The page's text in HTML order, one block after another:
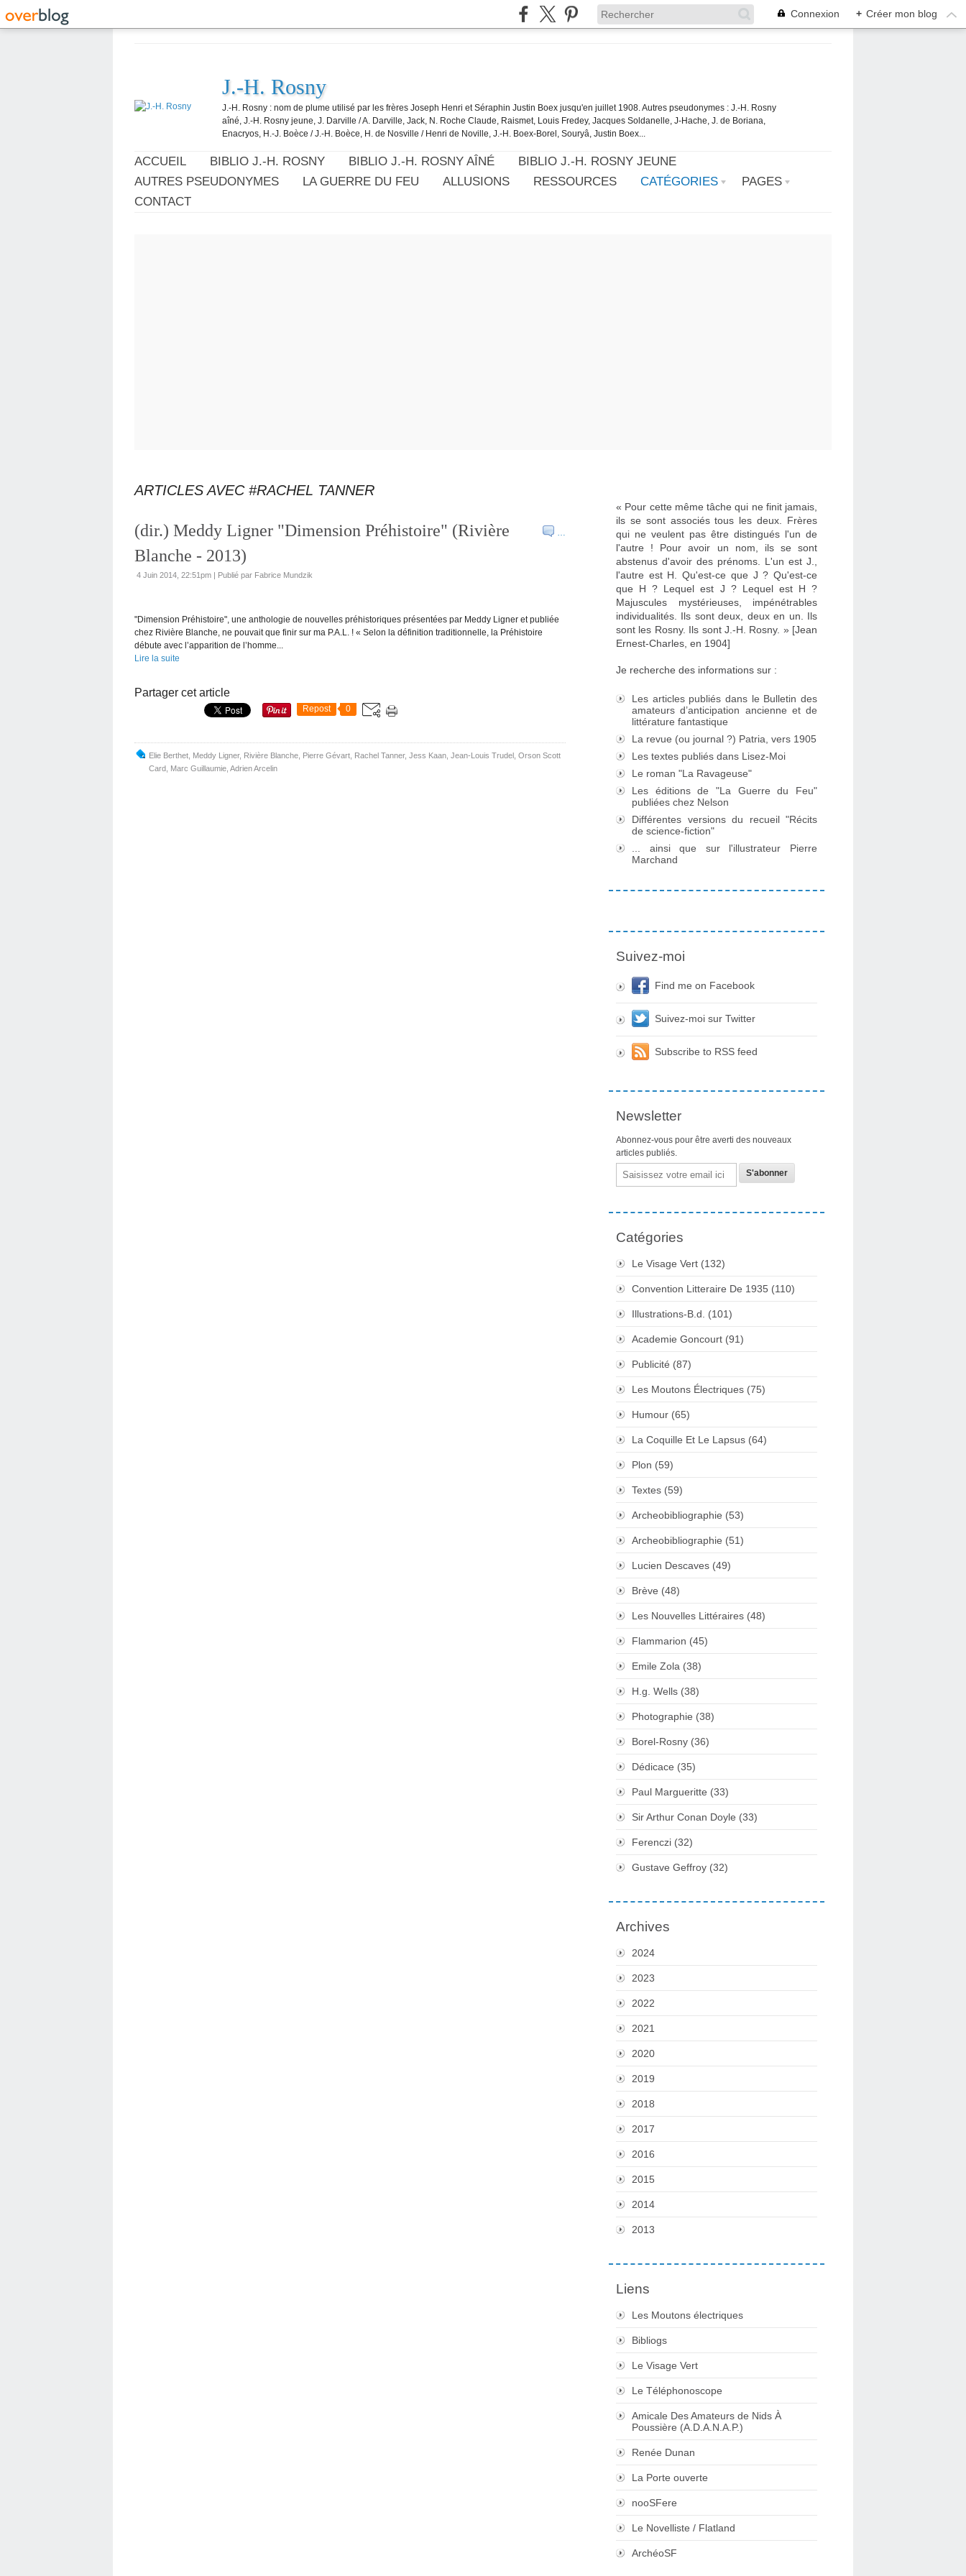
Connexion + Créer mon blog
J.-H. Rosny
J.-H. Rosny : nom de plume utilisé par les frères Joseph Henri et Séraphin Justin Boex jusqu'en juillet 1908. Autres pseudonymes : J.-H. Rosny
aîné, J.-H. Rosny jeune, J. Darville / A. Darville, Jack, N. Roche Claude, Raismet, Louis Fredey, Jacques Soldanelle, J-Hache, J. de Boriana,
Enacryos, H.-J. Boèce / J.-H. Boèce, H. de Nosville / Henri de Noville, J.-H. Boex-Borel, Souryâ, Justin Boex...
ACCUEIL BIBLIO J.-H. ROSNY BIBLIO J.-H. ROSNY AÎNÉ
BIBLIO J.-H. ROSNY JEUNE
AUTRES PSEUDONYMES
LA GUERRE DU FEU ALLUSIONS RESSOURCES CATÉGORIES
PAGES
CONTACT
ARTICLES AVEC #RACHEL TANNER
…
(dir.) Meddy Ligner "Dimension Préhistoire" (Rivière
Blanche - 2013)
4 Juin 2014, 22:51pm | Publié par Fabrice Mundzik
"Dimension Préhistoire", une anthologie de nouvelles préhistoriques présentées par Meddy Ligner et publiée
chez Rivière Blanche, ne pouvait que finir sur ma P.A.L. ! « Selon la définition traditionnelle, la Préhistoire
débute avec l’apparition de l’homme...
Lire la suite
Partager cet article
Repost 0
Elie Berthet Meddy Ligner, Rivière Blanche Pierre Gévart Rachel Tanner, Jess Kaan Jean-Louis Trudel Orson Scott
Card Marc Guillaumie Adrien Arcelin
« Pour cette même tâche qui ne finit jamais,
ils se sont associés tous les deux. Frères
qui ne veulent pas être distingués l'un de
l'autre ! Pour avoir un nom, ils se sont
abstenus d'avoir des prénoms. L'un est J.,
l'autre est H. Qu'est-ce que J ? Qu'est-ce
que H ? Lequel est J ? Lequel est H ?
Majuscules mystérieuses, impénétrables
individualités. Ils sont deux, deux en un. Ils
sont les Rosny. Ils sont J.-H. Rosny. » [Jean
Ernest-Charles, en 1904]
Je recherche des informations sur :
Les articles publiés dans le Bulletin des
amateurs d’anticipation ancienne et de
littérature fantastique
La revue (ou journal ?) Patria, vers 1905
Les textes publiés dans Lisez-Moi
Le roman "La Ravageuse"
Les éditions de "La Guerre du Feu"
publiées chez Nelson
Différentes versions du recueil "Récits
de science-fiction"
... ainsi que sur l'illustrateur Pierre
Marchand
Suivez-moi
Find me on Facebook
Suivez-moi sur Twitter
Subscribe to RSS feed
Newsletter
Abonnez-vous pour être averti des nouveaux
articles publiés.
Email
Catégories
Le Visage Vert (132)
Convention Litteraire De 1935 (110)
Illustrations-B.d. (101)
Academie Goncourt (91)
Publicité (87)
Les Moutons Électriques (75)
Humour (65)
La Coquille Et Le Lapsus (64)
Plon (59)
Textes (59)
Archeobibliographie (53)
Archeobibliographie (51)
Lucien Descaves (49)
Brève (48)
Les Nouvelles Littéraires (48)
Flammarion (45)
Emile Zola (38)
H.g. Wells (38)
Photographie (38)
Borel-Rosny (36)
Dédicace (35)
Paul Margueritte (33)
Sir Arthur Conan Doyle (33)
Ferenczi (32)
Gustave Geffroy (32)
Archives
2024
2023
2022
2021
2020
2019
2018
2017
2016
2015
2014
2013
Liens
Les Moutons électriques
Bibliogs
Le Visage Vert
Le Téléphonoscope
Amicale Des Amateurs de Nids À
Poussière (A.D.A.N.A.P.)
Renée Dunan
La Porte ouverte
nooSFere
Le Novelliste / Flatland
ArchéoSF